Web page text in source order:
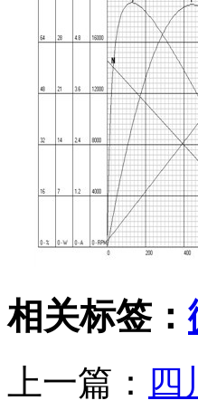
相关标签：
上一篇： 四